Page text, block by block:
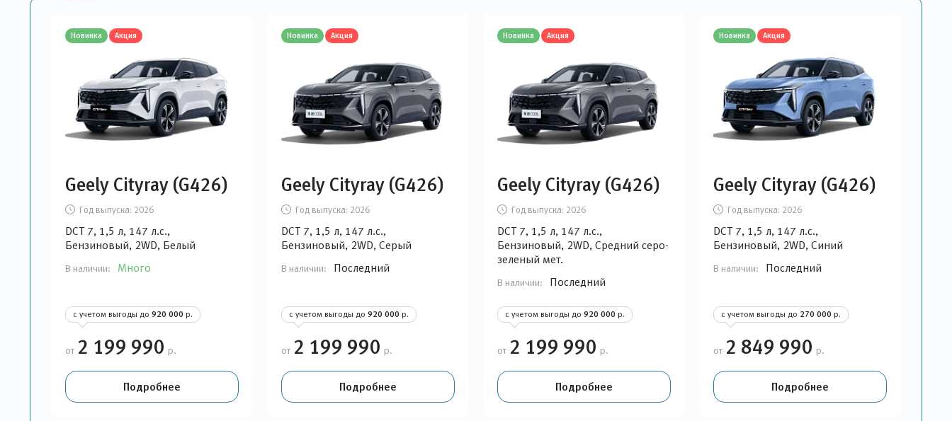
Новинка Акция
Geely Cityray (G426)
Год выпуска: 2026
DCT 7, 1,5 л, 147 л.с.,
Бензиновый, 2WD, Белый
В наличии: Много
с учетом выгоды до 920 000 р.
от 2 199 990 р.
Подробнее
Новинка Акция
Geely Cityray (G426)
Год выпуска: 2026
DCT 7, 1,5 л, 147 л.с.,
Бензиновый, 2WD, Серый
В наличии: Последний
с учетом выгоды до 920 000 р.
от 2 199 990 р.
Подробнее
Новинка Акция
Geely Cityray (G426)
Год выпуска: 2026
DCT 7, 1,5 л, 147 л.с.,
Бензиновый, 2WD, Средний серо-
зеленый мет.
В наличии: Последний
с учетом выгоды до 920 000 р.
от 2 199 990 р.
Подробнее
Новинка Акция
Geely Cityray (G426)
Год выпуска: 2026
DCT 7, 1,5 л, 147 л.с.,
Бензиновый, 2WD, Синий
В наличии: Последний
с учетом выгоды до 270 000 р.
от 2 849 990 р.
Подробнее